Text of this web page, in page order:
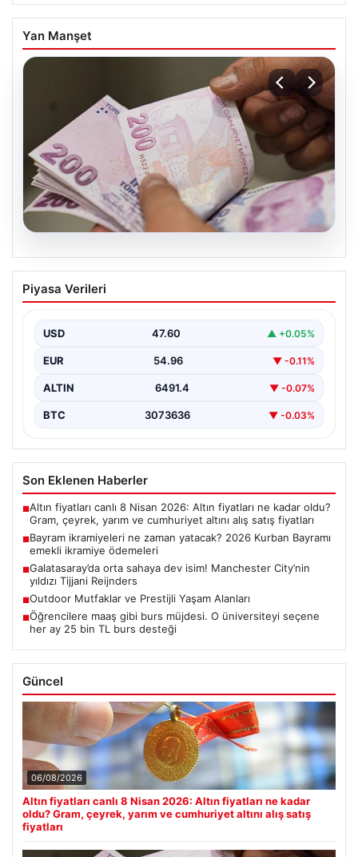
Yan Manşet
05.08.2026
Bayram ikramiyeleri ne zaman yatacak?
2026 Kurban Bayramı emekli ikramiye
Piyasa Verileri
USD 47.60 ▲ +0.05%
EUR 54.96 ▼ -0.11%
ALTIN 6491.4 ▼ -0.07%
BTC 3073636 ▼ -0.03%
Son Eklenen Haberler
■Altın fiyatları canlı 8 Nisan 2026: Altın fiyatları ne kadar oldu?
Gram, çeyrek, yarım ve cumhuriyet altını alış satış fiyatları
■Bayram ikramiyeleri ne zaman yatacak? 2026 Kurban Bayramı
emekli ikramiye ödemeleri
■Galatasaray’da orta sahaya dev isim! Manchester City’nin
yıldızı Tijjani Reijnders
■Outdoor Mutfaklar ve Prestijli Yaşam Alanları
■Öğrencilere maaş gibi burs müjdesi. O üniversiteyi seçene
her ay 25 bin TL burs desteği
Güncel
06/08/2026
Altın fiyatları canlı 8 Nisan 2026: Altın fiyatları ne kadar
oldu? Gram, çeyrek, yarım ve cumhuriyet altını alış satış
fiyatları